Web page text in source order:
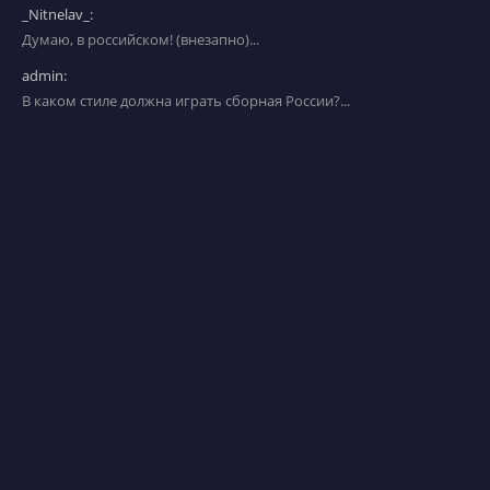
_Nitnelav_:
Думаю, в российском! (внезапно)...
admin:
В каком стиле должна играть сборная России?...